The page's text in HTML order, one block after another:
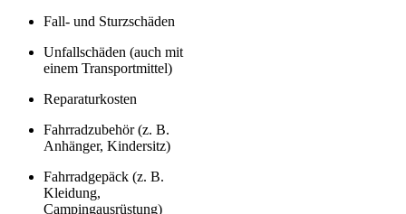
Fall- und Sturzschäden
Unfallschäden (auch mit
einem Transportmittel)
Reparaturkosten
Fahrradzubehör (z. B.
Anhänger, Kindersitz)
Fahrradgepäck (z. B.
Kleidung,
Campingausrüstung)